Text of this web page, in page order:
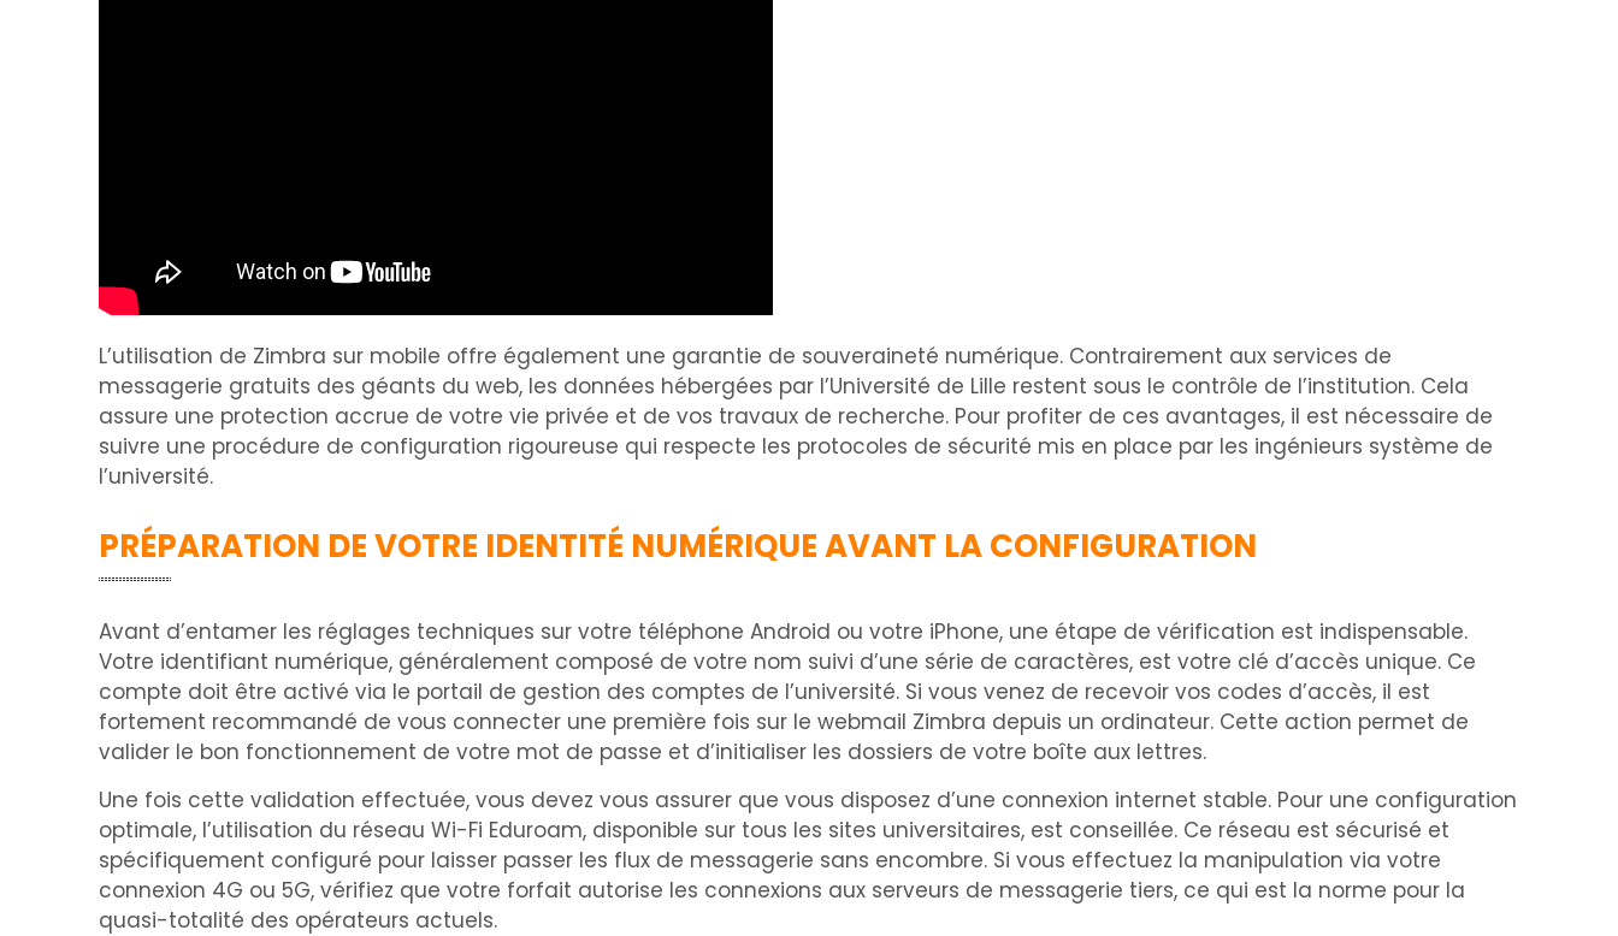
L’utilisation de Zimbra sur mobile offre également une garantie de souveraineté numérique. Contrairement aux services de
messagerie gratuits des géants du web, les données hébergées par l’Université de Lille restent sous le contrôle de l’institution. Cela
assure une protection accrue de votre vie privée et de vos travaux de recherche. Pour profiter de ces avantages, il est nécessaire de
suivre une procédure de configuration rigoureuse qui respecte les protocoles de sécurité mis en place par les ingénieurs système de
l’université.
PRÉPARATION DE VOTRE IDENTITÉ NUMÉRIQUE AVANT LA CONFIGURATION
Avant d’entamer les réglages techniques sur votre téléphone Android ou votre iPhone, une étape de vérification est indispensable.
Votre identifiant numérique, généralement composé de votre nom suivi d’une série de caractères, est votre clé d’accès unique. Ce
compte doit être activé via le portail de gestion des comptes de l’université. Si vous venez de recevoir vos codes d’accès, il est
fortement recommandé de vous connecter une première fois sur le webmail Zimbra depuis un ordinateur. Cette action permet de
valider le bon fonctionnement de votre mot de passe et d’initialiser les dossiers de votre boîte aux lettres.
Une fois cette validation effectuée, vous devez vous assurer que vous disposez d’une connexion internet stable. Pour une configuration
optimale, l’utilisation du réseau Wi-Fi Eduroam, disponible sur tous les sites universitaires, est conseillée. Ce réseau est sécurisé et
spécifiquement configuré pour laisser passer les flux de messagerie sans encombre. Si vous effectuez la manipulation via votre
connexion 4G ou 5G, vérifiez que votre forfait autorise les connexions aux serveurs de messagerie tiers, ce qui est la norme pour la
quasi-totalité des opérateurs actuels.